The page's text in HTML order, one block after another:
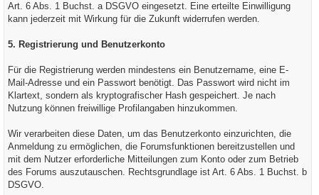
Art. 6 Abs. 1 Buchst. a DSGVO eingesetzt. Eine erteilte Einwilligung
kann jederzeit mit Wirkung für die Zukunft widerrufen werden.
5. Registrierung und Benutzerkonto
Für die Registrierung werden mindestens ein Benutzername, eine E-
Mail-Adresse und ein Passwort benötigt. Das Passwort wird nicht im
Klartext, sondern als kryptografischer Hash gespeichert. Je nach
Nutzung können freiwillige Profilangaben hinzukommen.
Wir verarbeiten diese Daten, um das Benutzerkonto einzurichten, die
Anmeldung zu ermöglichen, die Forumsfunktionen bereitzustellen und
mit dem Nutzer erforderliche Mitteilungen zum Konto oder zum Betrieb
des Forums auszutauschen. Rechtsgrundlage ist Art. 6 Abs. 1 Buchst. b
DSGVO.